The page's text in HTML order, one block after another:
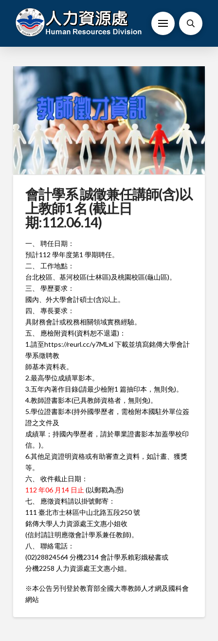
會計學系 誠徵兼任講師(含)以
上教師1 名 (截止日
期:112.06.14)
一、 聘任日期：
預計112 學年度第1 學期聘任。
二、 工作地點：
台北校區、基河校區(士林區)及桃園校區(龜山區)。
三、 學歷要求：
國內、外大學會計碩士(含)以上。
四、 專長要求：
具財務會計或稅務相關領域實務經驗。
五、 應檢附資料(資料恕不退還)：
1.請至https://reurl.cc/y7MLxl 下載並填寫銘傳大學會計
學系徵聘教
師基本資料表。
2.最高學位成績單影本。
3.五年內著作目錄(請最少檢附1 篇抽印本，無則免)。
4.教師證書影本(已具教師資格者，無則免)。
5.學位證書影本(持外國學歷者，需檢附本國駐外單位簽
證之文件及
成績單；持國內學歷者，請於畢業證書影本加蓋學校印
信。)。
6.其他足資證明資格或有助審查之資料，如計晝、獲獎
等。
六、 收件截止日期：
112 年06 月14 日止 (以郵戳為憑)
七、 應徵資料請以掛號郵寄：
111 臺北市士林區中山北路五段250 號
銘傳大學人力資源處王文惠小姐收
(信封請註明應徵會計學系兼任教師)。
八、 聯絡電話：
(02)28824564 分機2314 會計學系賴彩娥秘書或
分機2258 人力資源處王文惠小姐。
※本公告另刊登於教育部全國大專教師人才網及國科會
網站